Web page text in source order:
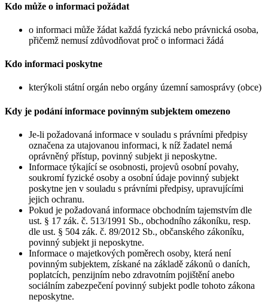
Kdo může o informaci požádat
o informaci může žádat každá fyzická nebo právnická osoba,
přičemž nemusí zdůvodňovat proč o informaci žádá
Kdo informaci poskytne
kterýkoli státní orgán nebo orgány územní samosprávy (obce)
Kdy je podání informace povinným subjektem omezeno
Je-li požadovaná informace v souladu s právními předpisy
označena za utajovanou informaci, k níž žadatel nemá
oprávněný přístup, povinný subjekt ji neposkytne.
Informace týkající se osobnosti, projevů osobní povahy,
soukromí fyzické osoby a osobní údaje povinný subjekt
poskytne jen v souladu s právními předpisy, upravujícími
jejich ochranu.
Pokud je požadovaná informace obchodním tajemstvím dle
ust. § 17 zák. č. 513/1991 Sb., obchodního zákoníku, resp.
dle ust. § 504 zák. č. 89/2012 Sb., občanského zákoníku,
povinný subjekt ji neposkytne.
Informace o majetkových poměrech osoby, která není
povinným subjektem, získané na základě zákonů o daních,
poplatcích, penzijním nebo zdravotním pojištění anebo
sociálním zabezpečení povinný subjekt podle tohoto zákona
neposkytne.